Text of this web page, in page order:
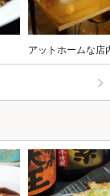
アットホームな店